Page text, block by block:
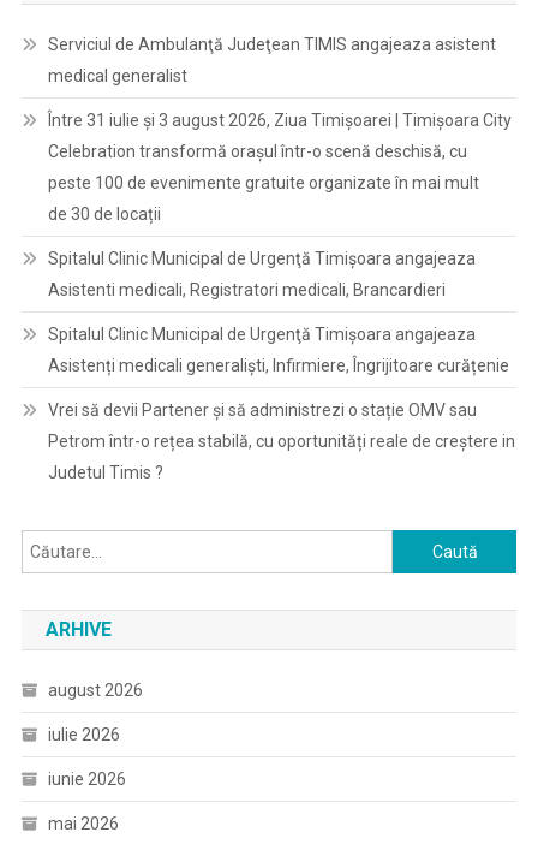
Serviciul de Ambulanţă Judeţean TIMIS angajeaza asistent
medical generalist
Între 31 iulie și 3 august 2026, Ziua Timișoarei | Timișoara City
Celebration transformă orașul într-o scenă deschisă, cu
peste 100 de evenimente gratuite organizate în mai mult
de 30 de locații
Spitalul Clinic Municipal de Urgenţă Timişoara angajeaza
Asistenti medicali, Registratori medicali, Brancardieri
Spitalul Clinic Municipal de Urgenţă Timişoara angajeaza
Asistenți medicali generaliști, Infirmiere, Îngrijitoare curățenie
Vrei să devii Partener și să administrezi o stație OMV sau
Petrom într-o rețea stabilă, cu oportunități reale de creștere in
Judetul Timis ?
Caută
după:
ARHIVE
august 2026
iulie 2026
iunie 2026
mai 2026